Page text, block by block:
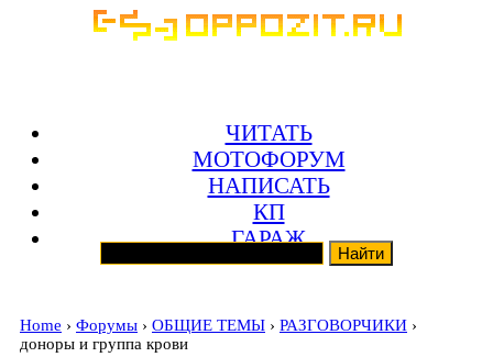
ЧИТАТЬ
МОТОФОРУМ
НАПИСАТЬ
КП
ГАРАЖ
Home › Форумы › ОБЩИЕ ТЕМЫ › РАЗГОВОРЧИКИ ›
доноры и группа крови